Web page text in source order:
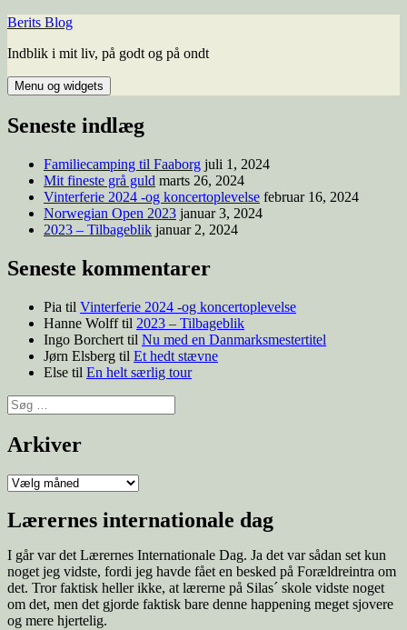
Hop
indhold
Berits Blog
Indblik i mit liv, på godt og på ondt
Menu og widgets
Seneste indlæg
Familiecamping til Faaborg juli 1, 2024
Mit fineste grå guld marts 26, 2024
Vinterferie 2024 -og koncertoplevelse februar 16, 2024
Norwegian Open 2023 januar 3, 2024
2023 – Tilbageblik januar 2, 2024
Seneste kommentarer
Pia til Vinterferie 2024 -og koncertoplevelse
Hanne Wolfftil 2023 – Tilbageblik
Ingo Borchert til Nu med en Danmarksmestertitel
Jørn Elsberg til Et hedt stævne
Else til En helt særlig tour
Søg
efter:
Arkiver
Arkiver
Lærernes internationale dag
I går var det Lærernes Internationale Dag. Ja det var sådan set kun
noget jeg vidste, fordi jeg havde fået en besked på Forældreintra om
det. Tror faktisk heller ikke, at lærerne på Silas´ skole vidste noget
om det, men det gjorde faktisk bare denne happening meget sjovere
og mere hjertelig.